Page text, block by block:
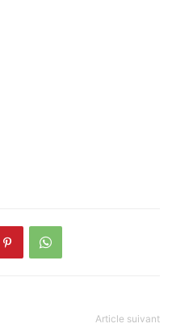
Article suivant